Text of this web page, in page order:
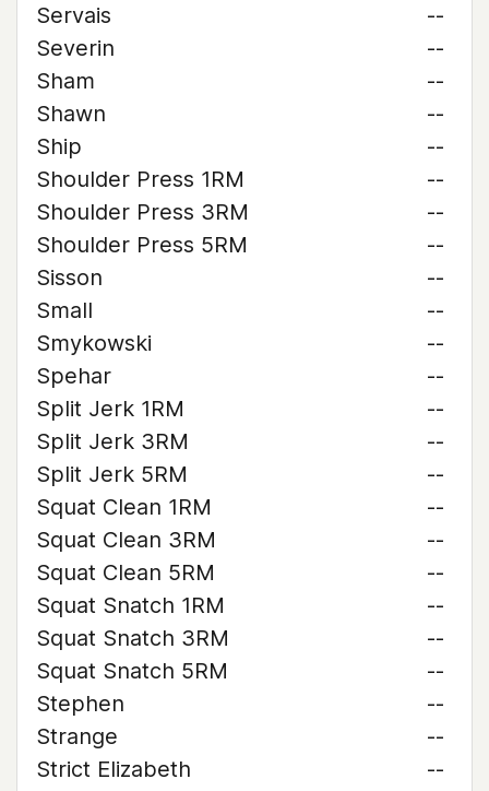
Servais
--
Severin
--
Sham
--
Shawn
--
Ship
--
Shoulder Press 1RM
--
Shoulder Press 3RM
--
Shoulder Press 5RM
--
Sisson
--
Small
--
Smykowski
--
Spehar
--
Split Jerk 1RM
--
Split Jerk 3RM
--
Split Jerk 5RM
--
Squat Clean 1RM
--
Squat Clean 3RM
--
Squat Clean 5RM
--
Squat Snatch 1RM
--
Squat Snatch 3RM
--
Squat Snatch 5RM
--
Stephen
--
Strange
--
Strict Elizabeth
--